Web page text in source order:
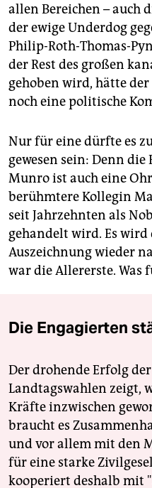
allen Bereichen – auch
der ewige Underdog
Philip-Roth-Thomas-
der Rest des großen
gehoben wird, hätte der
noch eine politische
Nur für eine dürfte es
gewesen sein: Denn
Munro ist auch eine
berühmtere Kollegin
seit Jahrzehnten als
gehandelt wird. Es wird
Auszeichnung wieder
war die Allererste. Was
Die Engagierten
Der drohende Erfolg
Landtagswahlen zeigt,
Kräfte inzwischen
braucht es
und vor allem mit den
für eine starke
kooperiert deshalb mit